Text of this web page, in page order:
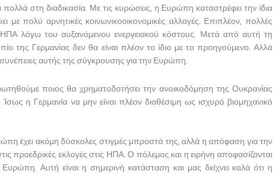
στη διαδικασία. Με τις κυρώσεις, η Ευρώπη καταστρέφει την ίδια
με πολύ αρνητικές κοινωνικοοικονομικές αλλαγές. Επιπλέον, πολλές
ΗΠΑ λόγω του αυξανόμενου ενεργειακού κόστους. Μετά από αυτή τη
της Γερμανίας δεν θα είναι πλέον το ίδιο με το προηγούμενο. Αλλά
συνέπειες αυτής της σύγκρουσης για την Ευρώπη.
ποιος θα χρηματοδοτήσει την ανοικοδόμηση της Ουκρανίας
η Γερμανία να μην είναι πλέον διαθέσιμη ως ισχυρό βιομηχανικό
έχει ακόμη δύσκολες στιγμές μπροστά της, αλλά η απόφαση για την
προεδρικές εκλογές στις ΗΠΑ. Ο πόλεμος και η ειρήνη αποφασίζονται
Ευρώπη. Αυτή είναι η σημερινή κατάσταση και μας δείχνει καλά ότι η